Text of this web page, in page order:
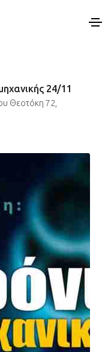
24/11
Θεοτόκη 72,